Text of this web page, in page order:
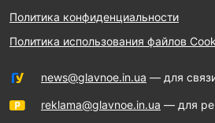
Политика конфиденциальности
Политика использования файлов
news@glavnoe.in.ua — для
reklama@glavnoe.in.ua — для